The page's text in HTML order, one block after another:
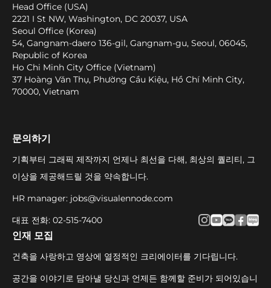
Head Office (USA)
2221 I St NW, Washington, DC 20037, USA
Seoul Office (Korea)
54, Gangnam-daero 136-gil, Gangnam-gu, Seoul, 06045,
Republic of Korea
Ho Chi Minh City Office (Vietnam)
37 Hoàng Văn Thụ, Phường Cầu Kiệu, Hồ Chí Minh City,
70000, Vietnam
문의하기
기획부터 그래픽 제작까지 언제나 최선을 다해, 최상의 퀄리티, 그
이상을 제공해드릴 것을 약속합니다.
HR manager: jobs@visualennode.com
대표 전화: 02-515-7400
인재 모집
건축을 사랑하고 영상에 열정적인 크리에이터를 기다립니다.
공간을 이야기로 담아낼 당신과 언제든 함께할 준비가 되어있습니